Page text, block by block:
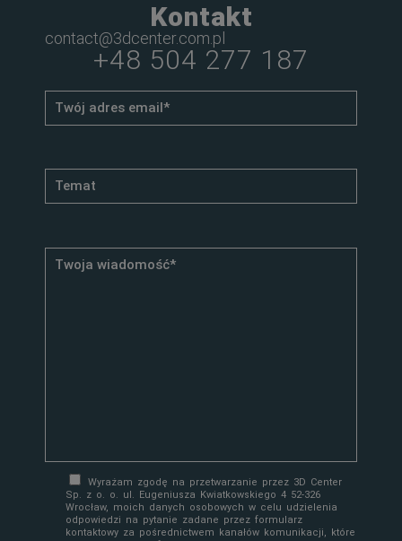
Kontakt
contact@3dcenter.com.pl
+48 504 277 187
Wyrażam zgodę na przetwarzanie przez 3D Center
Sp. z o. o. ul. Eugeniusza Kwiatkowskiego 4 52-326
Wrocław, moich danych osobowych w celu udzielenia
odpowiedzi na pytanie zadane przez formularz
kontaktowy za pośrednictwem kanałów komunikacji, które